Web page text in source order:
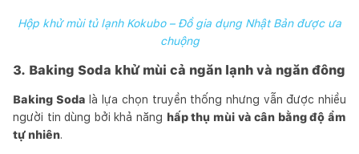
Hộp khử mùi tủ lạnh Kokubo – Đồ gia dụng Nhật Bản được ưa
chuộng
3. Baking Soda khử mùi cả ngăn lạnh và ngăn đông
Baking Soda là lựa chọn truyền thống nhưng vẫn được nhiều
người tin dùng bởi khả năng hấp thụ mùi và cân bằng độ ẩm
tự nhiên.